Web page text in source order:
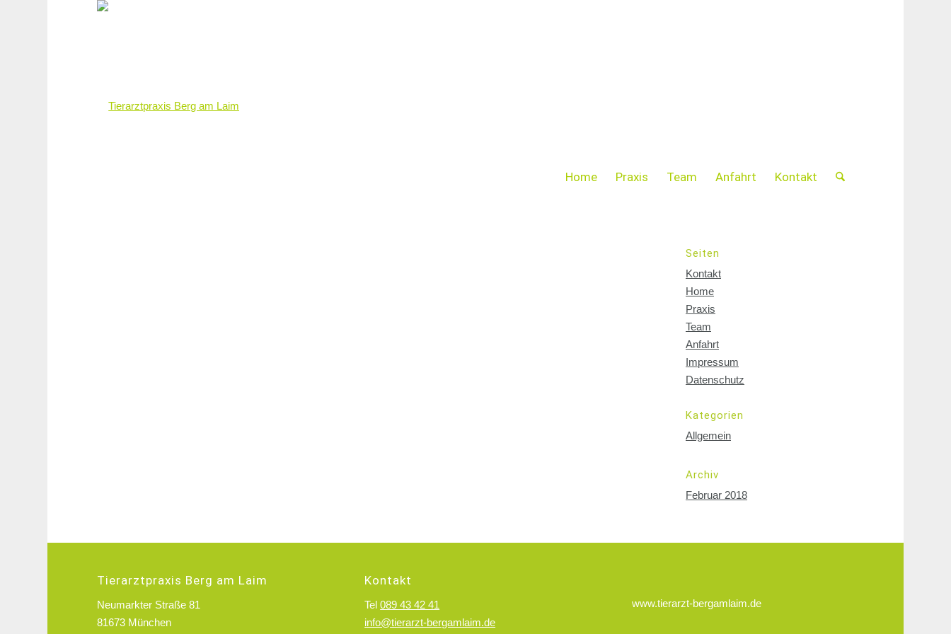
Home Praxis Team Anfahrt Kontakt
Seiten
Kontakt
Home
Praxis
Team
Anfahrt
Impressum
Datenschutz
Kategorien
Allgemein
Archiv
Februar 2018
Tierarztpraxis Berg am Laim
Neumarkter Straße 81
81673 München
Kontakt
Tel089 43 42 41
info@tierarzt-bergamlaim.de
www.tierarzt-bergamlaim.de